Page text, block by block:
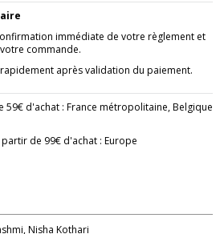
immédiate de votre règlement et
commande.
après validation du paiement.
59€ d'achat : France métropolitaine, Belgique
partir de 99€ d'achat : Europe
Nisha Kothari